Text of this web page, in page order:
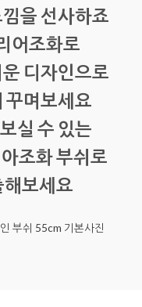
을 선사하죠
어조화로
디자인으로
꾸며보세요
실 수 있는
조화 부쉬로
보세요